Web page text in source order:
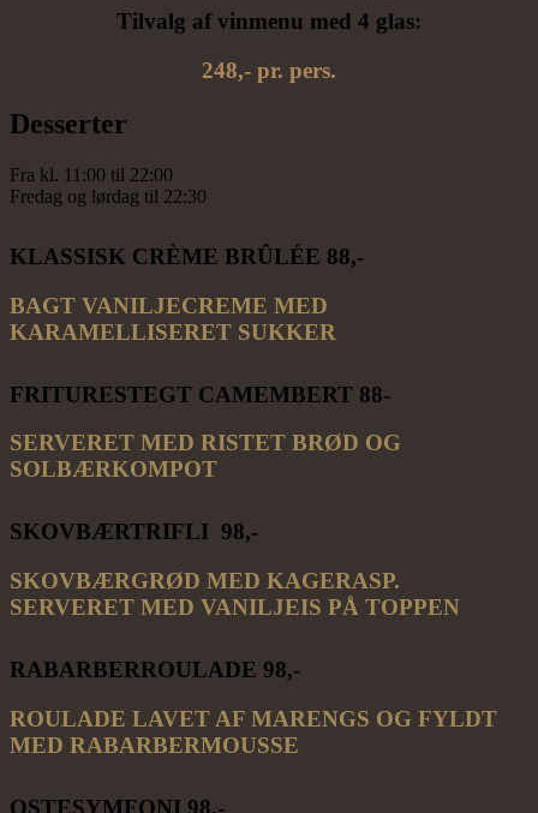
Tilvalg af vinmenu med 4 glas:
248,- pr. pers.
Desserter
Fra kl. 11:00 til 22:00
Fredag og lørdag til 22:30
KLASSISK CRÈME BRÛLÉE 88,-
BAGT VANILJECREME MED
KARAMELLISERET SUKKER
FRITURESTEGT CAMEMBERT 88-
SERVERET MED RISTET BRØD OG
SOLBÆRKOMPOT
SKOVBÆRTRIFLI 98,-
SKOVBÆRGRØD MED KAGERASP.
SERVERET MED VANILJEIS PÅ TOPPEN
RABARBERROULADE 98,-
ROULADE LAVET AF MARENGS OG FYLDT
MED RABARBERMOUSSE
OSTESYMFONI 98,-